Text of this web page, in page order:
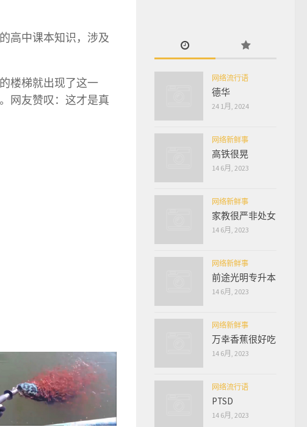
高中课本知识，涉及
楼梯就出现了这一
网友赞叹：这才是真
网络流行语
德华
24 1月, 2024
网络新鲜事
高铁很晃
14 6月, 2023
网络新鲜事
家教很严非处女
14 6月, 2023
网络新鲜事
前途光明专升本
14 6月, 2023
网络新鲜事
万幸香蕉很好吃
14 6月, 2023
网络流行语
PTSD
14 6月, 2023